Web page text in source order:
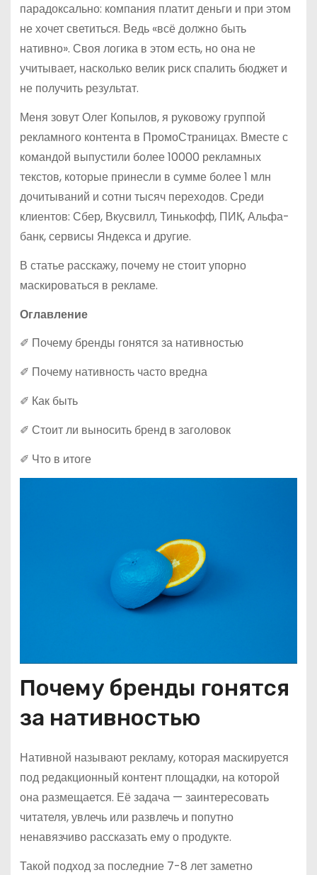
парадоксально: компания платит деньги и при этом
не хочет светиться. Ведь «всё должно быть
нативно». Своя логика в этом есть, но она не
учитывает, насколько велик риск спалить бюджет и
не получить результат.
Меня зовут Олег Копылов, я руковожу группой
рекламного контента в ПромоСтраницах. Вместе с
командой выпустили более 10000 рекламных
текстов, которые принесли в сумме более 1 млн
дочитываний и сотни тысяч переходов. Среди
клиентов: Сбер, Вкусвилл, Тинькофф, ПИК, Альфа-
банк, сервисы Яндекса и другие.
В статье расскажу, почему не стоит упорно
маскироваться в рекламе.
Оглавление
✐ Почему бренды гонятся за нативностью
✐ Почему нативность часто вредна
✐ Как быть
✐ Стоит ли выносить бренд в заголовок
✐ Что в итоге
Почему бренды гонятся
за нативностью
Нативной называют рекламу, которая маскируется
под редакционный контент площадки, на которой
она размещается. Её задача — заинтересовать
читателя, увлечь или развлечь и попутно
ненавязчиво рассказать ему о продукте.
Такой подход за последние 7-8 лет заметно